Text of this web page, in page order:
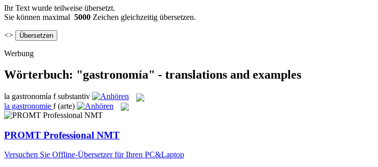
Ihr Text wurde teilweise übersetzt.
Sie können maximal 5000 Zeichen gleichzeitig übersetzen.
<>
Werbung
Wörterbuch: "gastronomía" - translations and examples
la gastronomía f substantiv
la gastronomie f (arte)
PROMT Professional NMT
Versuchen Sie Offline-Übersetzer für Ihren PC&Laptop